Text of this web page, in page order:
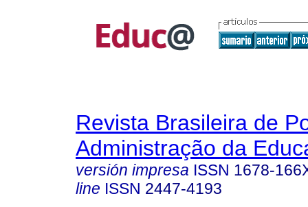
Revista Brasileira de
Administração da
versión impresa ISSN 1678-
line ISSN 2447-4193